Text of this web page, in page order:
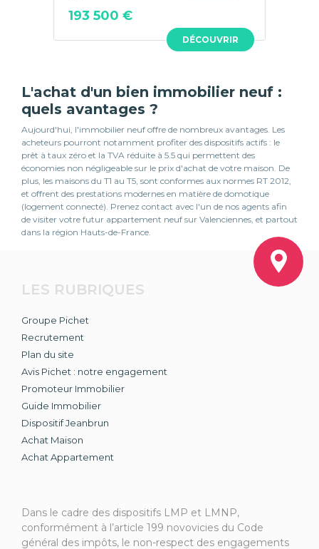
DÉCOUVRIR
193 500 €
L'achat d'un bien immobilier neuf :
quels avantages ?
Aujourd'hui, l'immobilier neuf offre de nombreux avantages. Les
acheteurs pourront notamment profiter des dispositifs actifs : le
prêt à taux zéro et la TVA réduite à 5.5 qui permettent des
économies non négligeable sur le prix d'achat de votre maison. De
plus, les maisons du T1 au T5, sont conformes aux normes RT 2012,
et offrent des prestations modernes en matière de domotique
(logement connecté). Prenez contact avec l'un de nos agents afin
de visiter votre futur appartement neuf sur Valenciennes, et partout
dans la région Hauts-de-France.
LES RUBRIQUES
Groupe Pichet
Recrutement
Plan du site
Avis Pichet : notre engagement
Promoteur Immobilier
Guide Immobilier
Dispositif Jeanbrun
Achat Maison
Achat Appartement
Dans le cadre des dispositifs LMP et LMNP,
conformément à l’article 199 novovicies du Code
général des impôts, le non-respect des engagements